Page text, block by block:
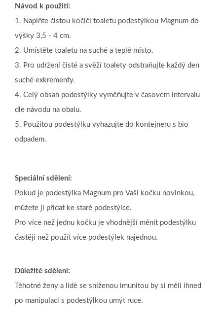
Návod k použití:
1. Naplňte čistou kočičí toaletu podestýlkou Magnum do
výšky 3,5 - 4 cm.
2. Umístěte toaletu na suché a teplé místo.
3. Pro udržení čisté a svěží toalety odstraňujte každý den
suché exkrementy.
4. Celý obsah podestýlky vyměňujte v časovém intervalu
dle návodu na obalu.
5. Použitou podestýlku vyhazujte do kontejneru s bio
odpadem.
Speciální sdělení:
Pokud je podestýlka Magnum pro Vaši kočku novinkou,
můžete jí přidat ke staré podestýlce.
Pro více než jednu kočku je vhodnější měnit podestýlku
častěji než použít více podestýlek najednou.
Důležité sdělení:
Těhotné ženy a lidé se sníženou imunitou by si měli ihned
po manipulaci s podestýlkou umýt ruce.